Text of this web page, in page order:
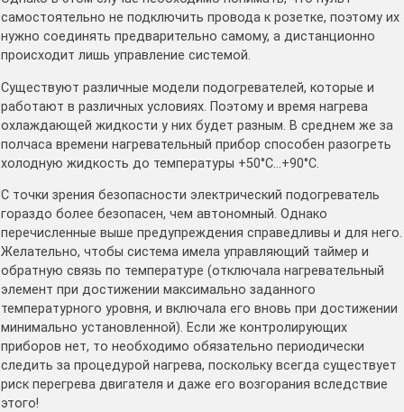
самостоятельно не подключить провода к розетке, поэтому их
нужно соединять предварительно самому, а дистанционно
происходит лишь управление системой.
Существуют различные модели подогревателей, которые и
работают в различных условиях. Поэтому и время нагрева
охлаждающей жидкости у них будет разным. В среднем же за
полчаса времени нагревательный прибор способен разогреть
холодную жидкость до температуры +50°С…+90°С.
С точки зрения безопасности электрический подогреватель
гораздо более безопасен, чем автономный. Однако
перечисленные выше предупреждения справедливы и для него.
Желательно, чтобы система имела управляющий таймер и
обратную связь по температуре (отключала нагревательный
элемент при достижении максимально заданного
температурного уровня, и включала его вновь при достижении
минимально установленной). Если же контролирующих
приборов нет, то необходимо обязательно периодически
следить за процедурой нагрева, поскольку всегда существует
риск перегрева двигателя и даже его возгорания вследствие
этого!